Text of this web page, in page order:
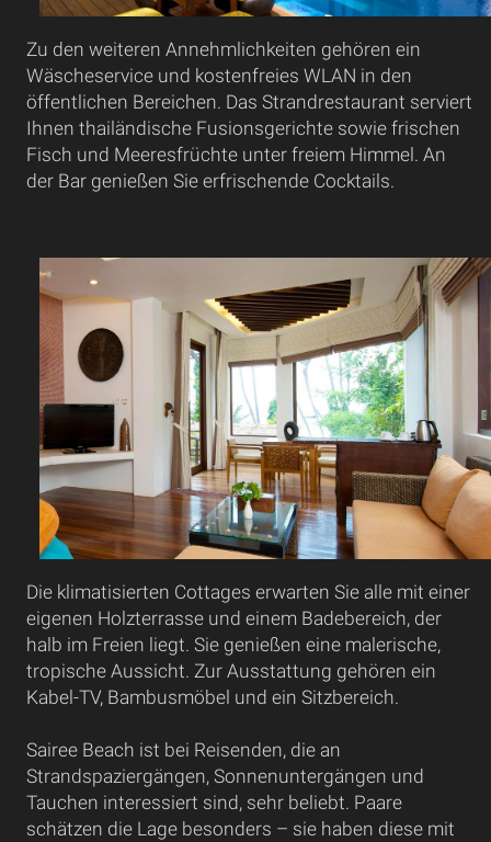
Zu den weiteren Annehmlichkeiten gehören ein
Wäscheservice und kostenfreies WLAN in den
öffentlichen Bereichen. Das Strandrestaurant serviert
Ihnen thailändische Fusionsgerichte sowie frischen
Fisch und Meeresfrüchte unter freiem Himmel. An
der Bar genießen Sie erfrischende Cocktails.
Die klimatisierten Cottages erwarten Sie alle mit einer
eigenen Holzterrasse und einem Badebereich, der
halb im Freien liegt. Sie genießen eine malerische,
tropische Aussicht. Zur Ausstattung gehören ein
Kabel-TV, Bambusmöbel und ein Sitzbereich.
Sairee Beach ist bei Reisenden, die an
Strandspaziergängen, Sonnenuntergängen und
Tauchen interessiert sind, sehr beliebt. Paare
schätzen die Lage besonders – sie haben diese mit